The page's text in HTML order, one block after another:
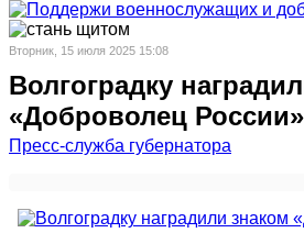
Вторник, 15 июля 2025 15:08
Волгоградку
«Доброволец России»
Пресс-служба губернатора